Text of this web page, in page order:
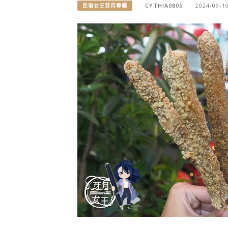
民宿女王芽月專欄 CYTHIA0805 2024-09-